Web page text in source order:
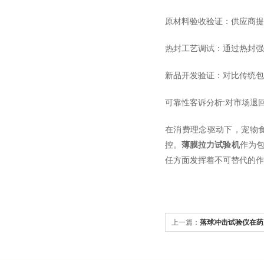
原材料验收验证：供应商
热封工艺调试：通过热封
新品开发验证：对比传统
可靠性客诉分析:对市场退
在消费理念驱动下，宠物
控。薄膜拉力试验机作为
任方面发挥着不可替代的
上一篇： 落球冲击试验仪在